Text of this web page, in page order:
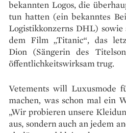
bekannten Logos, die
tun hatten (ein bekanntes
Logistikkonzerns DHL)
dem Film „Titanic“, das
Dion (Sängerin des
öffentlichkeitswirksam trug.
Vetements will Luxusmode
machen, was schon mal ein
„Wir probieren unsere
aus, sondern auch an jedem